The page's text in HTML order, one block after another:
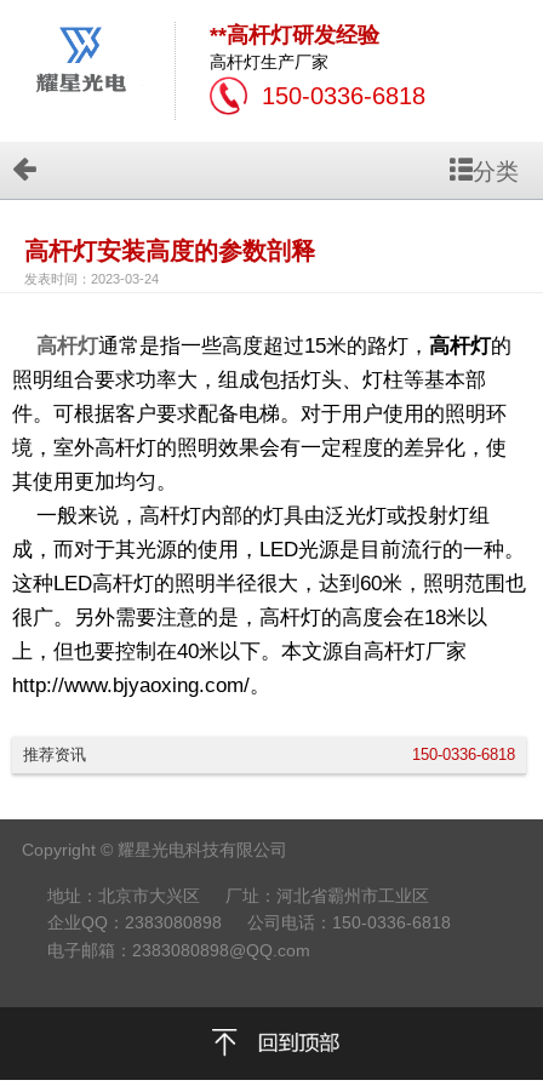
**高杆灯研发经验
高杆灯生产厂家
150-0336-6818
分类
高杆灯安装高度的参数剖释
发表时间：2023-03-24
高杆灯通常是指一些高度超过15米的路灯， 高杆灯的
照明组合要求功率大，组成包括灯头、灯柱等基本部
件。可根据客户要求配备电梯。对于用户使用的照明环
境，室外高杆灯的照明效果会有一定程度的差异化，使
其使用更加均匀。
一般来说，高杆灯内部的灯具由泛光灯或投射灯组
成，而对于其光源的使用，LED光源是目前流行的一种。
这种LED高杆灯的照明半径很大，达到60米，照明范围也
很广。另外需要注意的是，高杆灯的高度会在18米以
上，但也要控制在40米以下。本文源自高杆灯厂家
http://www.bjyaoxing.com/。
推荐资讯 150-0336-6818
Copyright © 耀星光电科技有限公司
地址：北京市大兴区
厂址：河北省霸州市工业区
企业QQ：2383080898
公司电话：150-0336-6818
电子邮箱：2383080898@QQ.com